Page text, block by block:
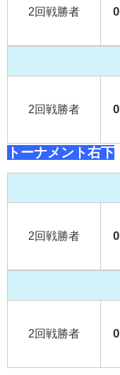
2回戦勝者 0
2回戦勝者 0
トーナメント右下
2回戦勝者 0
2回戦勝者 0